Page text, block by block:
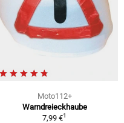
Moto112+
Warndreieckhaube
7,99 €1